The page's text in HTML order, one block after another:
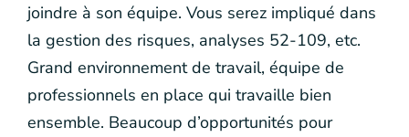
joindre à son équipe. Vous serez impliqué dans
la gestion des risques, analyses 52-109, etc.
Grand environnement de travail, équipe de
professionnels en place qui travaille bien
ensemble. Beaucoup d’opportunités pour